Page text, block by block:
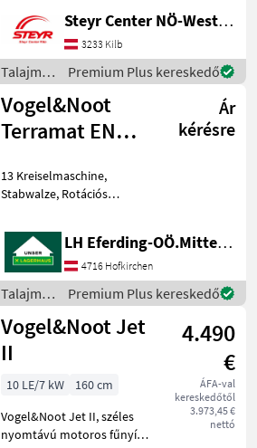
lengőtámaszkerék, gumi 4)
Váz távolság 95 cm 5)
Vázmagasság 78 cm 6)
Előkasza Talajművelő gé
Steyr Center NÖ-West - Standort Kilb
3233 Kilb
Talajművelő
gépek /
Vogel&Noot
Premium Plus kereskedő
Vogel&Noot
Terramat EN
Ár
kérésre
13 Kreiselmaschine,
Stabwalze, Rotációs
Talajművelő gépek Borona
LH Eferding-OÖ.Mitte, Landtechnik Hofkirchen
4716 Hofkirchen
Talajművelő
gépek /
Vogel&Noot
Premium Plus kereskedő
Vogel&Noot Jet
II
4.490
€
ÁFA-val
kereskedőtől
3.973,45 €
nettó
10 LE/7 kW
160 cm
Vogel&Noot Jet II, széles
nyomtávú motoros fűnyíró,